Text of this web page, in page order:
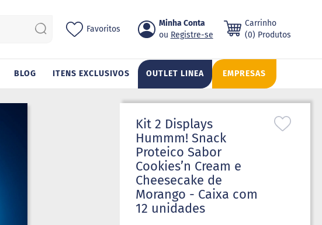
BLOG ITENS EXCLUSIVOS OUTLET LINEA EMPRESAS
Search
Favoritos
Pular
para
conteúdo
Minha Conta
Registre-se
Carrinho
(0) Produtos
Kit 2 Displays
Hummm! Snack
Proteico Sabor
Cookies’n Cream e
Cheesecake de
Morango - Caixa com
12 unidades